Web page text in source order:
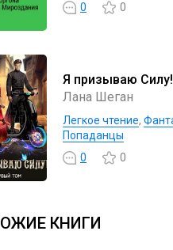
0
0
Я призываю Силу!
Лана Шеган
Легкое чтение,
Попаданцы
0
0
КНИГИ